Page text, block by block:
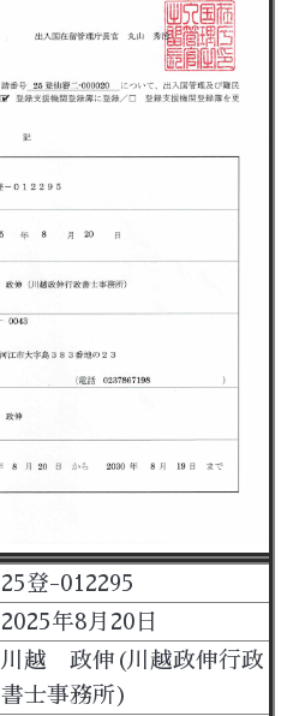
25登-012295
2025年8月20日
川越 政伸(川越政伸行政
書士事務所)